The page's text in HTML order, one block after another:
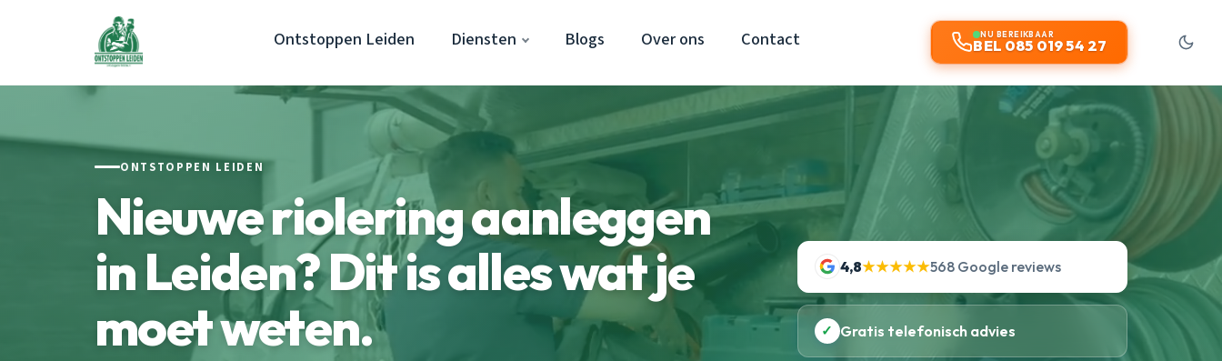
Ontstoppen Leiden Diensten Blogs Over ons Contact NU BEREIKBAAR
BEL 085 019 54 27
ONTSTOPPEN LEIDEN
Nieuwe riolering aanleggen
in Leiden? Dit is alles wat je
moet weten.
4,8★★★★★568 Google reviews
✓ Gratis telefonisch advies